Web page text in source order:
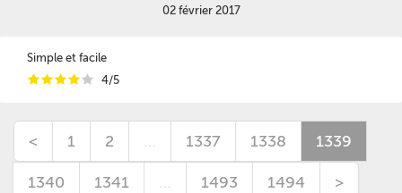
02 février 2017
Simple et facile
iiiii 4/5
< 1 2 … 1337 1338 1339
1340 1341 … 1493 1494 >